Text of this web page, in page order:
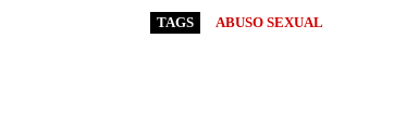
TAGS ABUSO SEXUAL